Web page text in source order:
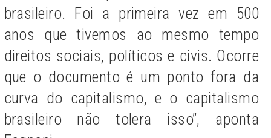
brasileiro. Foi a primeira vez em 500
anos que tivemos ao mesmo tempo
direitos sociais, políticos e civis. Ocorre
que o documento é um ponto fora da
curva do capitalismo, e o capitalismo
brasileiro não tolera isso”, aponta